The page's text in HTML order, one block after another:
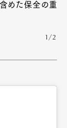
めた保全の重
1/2